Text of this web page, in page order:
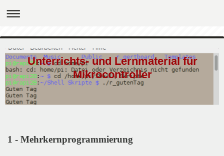
Unterrichts- und Lernmaterial für
Mikrocontroller
1 - Mehrkernprogrammierung